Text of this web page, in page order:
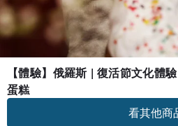
【體驗】俄羅斯 | 復活節文化體
蛋糕
看其他商